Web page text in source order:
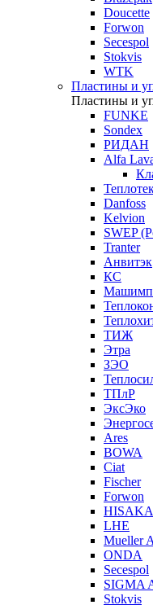
Doucette
Forwon
Secespol
Stokvis
WTK
Пластины и
Пластины и
FUNKE
Sondex
РИДАН
Alfa
Danfoss
Kelvion
SWEP
Tranter
Анвитэк
КС
ТИЖ
Этра
ЗЭО
ТПлР
ЭксЭко
Ares
BOWA
Ciat
Fischer
Forwon
HISAKA
LHE
Mueller
ONDA
Secespol
SIGMA
Stokvis